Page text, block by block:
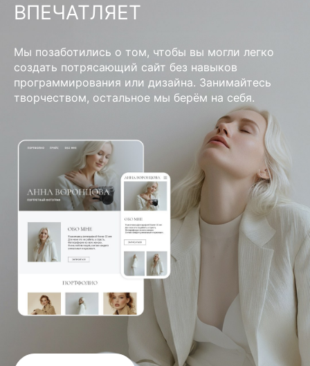
ВПЕЧАТЛЯЕТ
Мы позаботились о том, чтобы вы могли легко
создать потрясающий сайт без навыков
программирования или дизайна. Занимайтесь
творчеством, остальное мы берём на себя.